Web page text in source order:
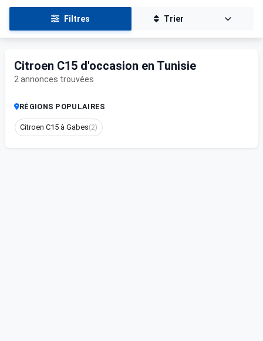
Filtres Trier
Citroen C15 d'occasion en Tunisie
2 annonces trouvées
RÉGIONS POPULAIRES
Citroen C15 à Gabes(2)